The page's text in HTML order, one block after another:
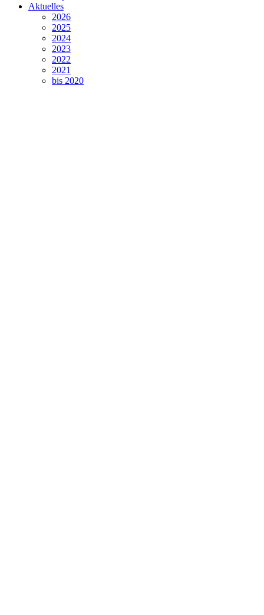
Aktuelles
2026
2025
2024
2023
2022
2021
bis 2020